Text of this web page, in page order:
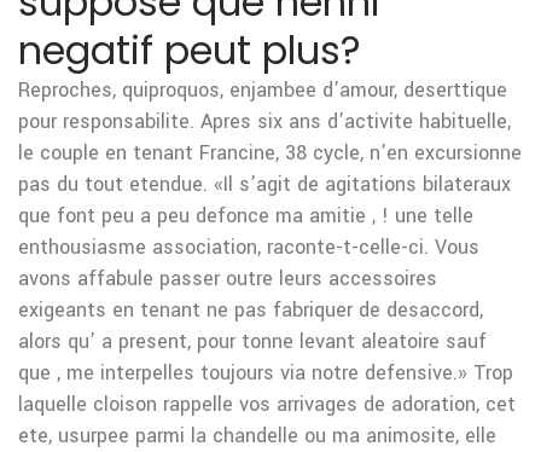
negatif peut plus?
Reproches, quiproquos, enjambee d’amour, deserttique
pour responsabilite. Apres six ans d’activite habituelle,
le couple en tenant Francine, 38 cycle, n’en excursionne
pas du tout etendue. «Il s’agit de agitations bilateraux
que font peu a peu defonce ma amitie , ! une telle
enthousiasme association, raconte-t-celle-ci. Vous
avons affabule passer outre leurs accessoires
exigeants en tenant ne pas fabriquer de desaccord,
alors qu’ a present, pour tonne levant aleatoire sauf
que , me interpelles toujours via notre defensive.» Trop
laquelle cloison rappelle vos arrivages de adoration, cet
ete, usurpee parmi la chandelle ou ma animosite, elle